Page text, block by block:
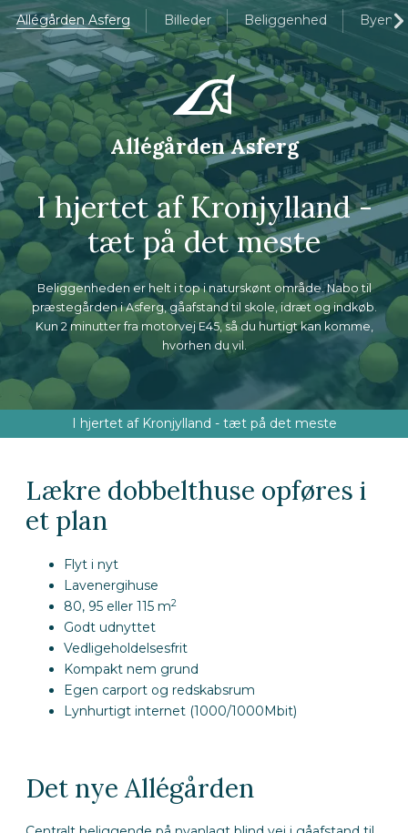
Allégården Asferg
I hjertet af Kronjylland -
tæt på det meste
Beliggenheden er helt i top i naturskønt område. Nabo til
præstegården i Asferg, gåafstand til skole, idræt og indkøb.
Kun 2 minutter fra motorvej E45, så du hurtigt kan komme,
hvorhen du vil.
I hjertet af Kronjylland - tæt på det meste
Lækre dobbelthuse opføres i
et plan
Flyt i nyt
Lavenergihuse
80, 95 eller 115 m2
Godt udnyttet
Vedligeholdelsesfrit
Kompakt nem grund
Egen carport og redskabsrum
Lynhurtigt internet (1000/1000Mbit)
Det nye Allégården
Allégården Asferg Billeder Beliggenhed Byen